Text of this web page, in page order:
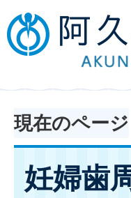
現在のページ
妊婦歯